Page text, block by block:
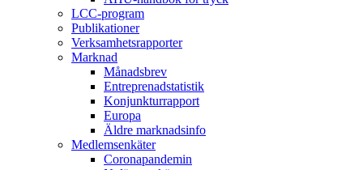
LCC-program
Publikationer
Verksamhetsrapporter
Marknad
Månadsbrev
Entreprenadstatistik
Konjunkturrapport
Europa
Äldre marknadsinfo
Medlemsenkäter
Coronapandemin